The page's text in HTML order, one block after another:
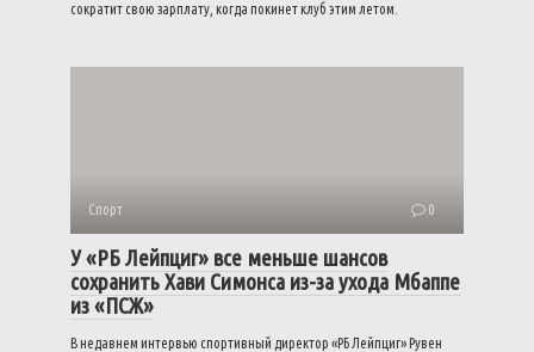
сократит свою зарплату, когда покинет клуб этим летом.
Спорт 0
У «РБ Лейпциг» все меньше шансов
сохранить Хави Симонса из-за ухода Мбаппе
из «ПСЖ»
В недавнем интервью спортивный директор «РБ Лейпциг» Рувен